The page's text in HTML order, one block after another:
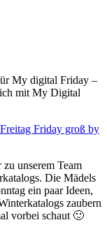
My digital Friday –
ich mit My Digital
unserem Team
Die Mädels
ein paar Ideen,
zaubern
vorbei schaut 🙂